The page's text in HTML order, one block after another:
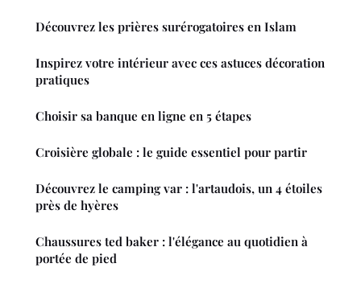
Découvrez les prières surérogatoires en Islam
Inspirez votre intérieur avec ces astuces décoration
pratiques
Choisir sa banque en ligne en 5 étapes
Croisière globale : le guide essentiel pour partir
Découvrez le camping var : l'artaudois, un 4 étoiles
près de hyères
Chaussures ted baker : l'élégance au quotidien à
portée de pied